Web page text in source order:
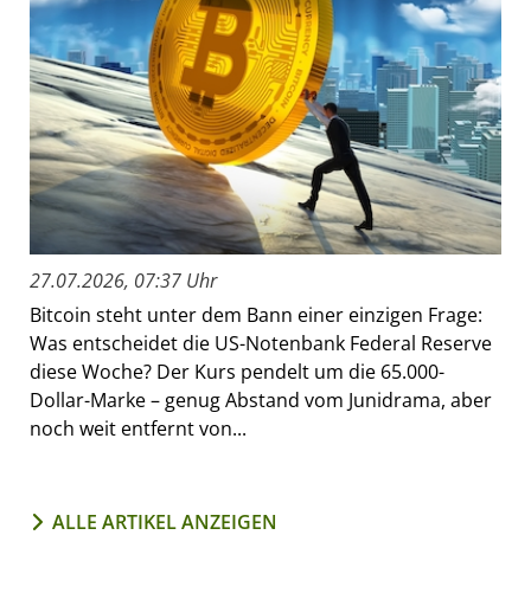
27.07.2026, 07:37 Uhr
Bitcoin steht unter dem Bann einer einzigen Frage:
Was entscheidet die US-Notenbank Federal Reserve
diese Woche? Der Kurs pendelt um die 65.000-
Dollar-Marke – genug Abstand vom Junidrama, aber
noch weit entfernt von...
ALLE ARTIKEL ANZEIGEN